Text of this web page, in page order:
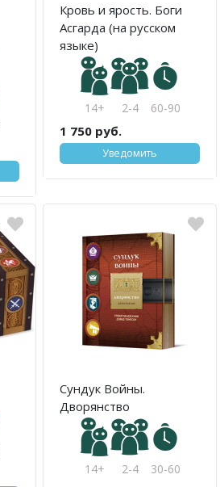
Кровь и ярость. Боги
Асгарда (на русском
языке)
14+ 2-4 60-90
1 750 руб.
Уведомить
Сундук Войны.
Дворянство
14+ 2-4 30-60